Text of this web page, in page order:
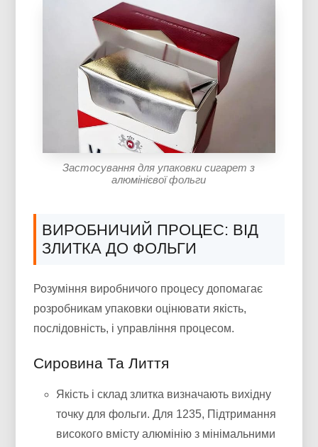
Застосування для упаковки сигарет з
алюмінієвої фольги
ВИРОБНИЧИЙ ПРОЦЕС: ВІД
ЗЛИТКА ДО ФОЛЬГИ
Розуміння виробничого процесу допомагає
розробникам упаковки оцінювати якість,
послідовність, і управління процесом.
Сировина Та Лиття
Якість і склад злитка визначають вихідну
точку для фольги. Для 1235, Підтримання
високого вмісту алюмінію з мінімальними